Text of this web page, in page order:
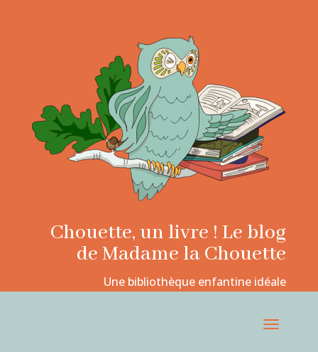
Chouette, un livre ! Le blog
de Madame la Chouette
Une bibliothèque enfantine idéale